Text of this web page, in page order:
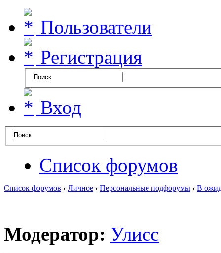
Пользователи
Регистрация
Вход
Список форумов
Список форумов ‹ Личное ‹ Персональные подфорумы ‹ В
Модератор: Улисс